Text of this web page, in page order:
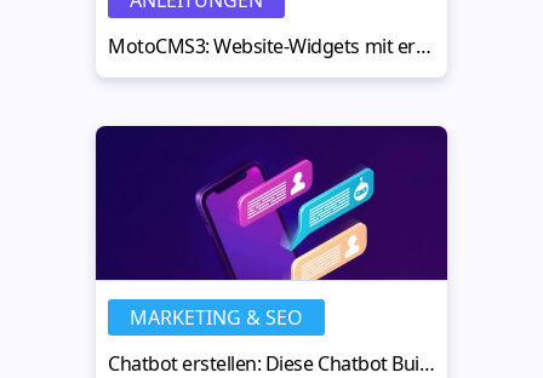
MotoCMS3: Website-Widgets mit erweiterten Einstellungen
MARKETING & SEO
Chatbot erstellen: Diese Chatbot Builder machen es möglich